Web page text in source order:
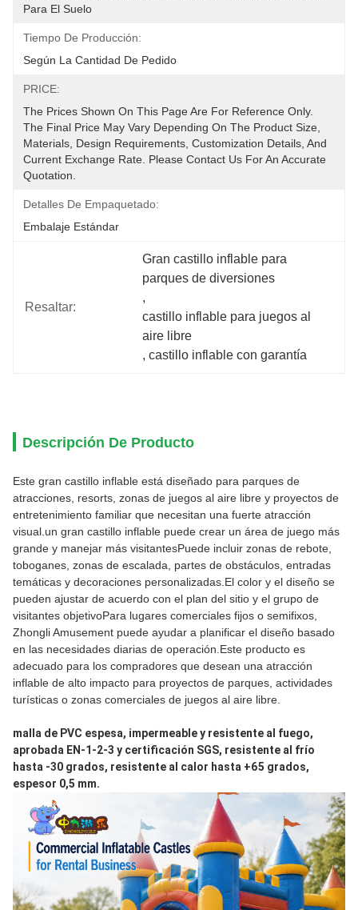
Para El Suelo
Tiempo De Producción:
Según La Cantidad De Pedido
PRICE:
The Prices Shown On This Page Are For Reference Only.
The Final Price May Vary Depending On The Product Size,
Materials, Design Requirements, Customization Details, And
Current Exchange Rate. Please Contact Us For An Accurate
Quotation.
Detalles De Empaquetado:
Embalaje Estándar
Resaltar:
Gran castillo inflable para
parques de diversiones
,
castillo inflable para juegos al
aire libre
, castillo inflable con garantía
Descripción De Producto
Este gran castillo inflable está diseñado para parques de
atracciones, resorts, zonas de juegos al aire libre y proyectos de
entretenimiento familiar que necesitan una fuerte atracción
visual.un gran castillo inflable puede crear un área de juego más
grande y manejar más visitantesPuede incluir zonas de rebote,
toboganes, zonas de escalada, partes de obstáculos, entradas
temáticas y decoraciones personalizadas.El color y el diseño se
pueden ajustar de acuerdo con el plan del sitio y el grupo de
visitantes objetivoPara lugares comerciales fijos o semifixos,
Zhongli Amusement puede ayudar a planificar el diseño basado
en las necesidades diarias de operación.Este producto es
adecuado para los compradores que desean una atracción
inflable de alto impacto para proyectos de parques, actividades
turísticas o zonas comerciales de juegos al aire libre.
malla de PVC espesa, impermeable y resistente al fuego,
aprobada EN-1-2-3 y certificación SGS, resistente al frío
hasta -30 grados, resistente al calor hasta +65 grados,
espesor 0,5 mm.